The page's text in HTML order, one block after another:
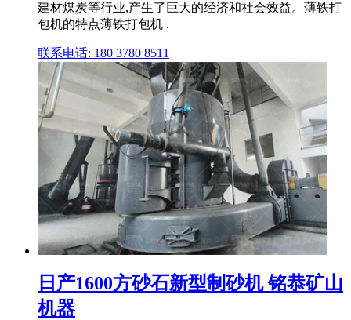
建材煤炭等行业,产生了巨大的经济和社会效益。薄铁打
包机的特点薄铁打包机 .
联系电话: 180 3780 8511
日产1600方砂石新型制砂机 铭恭矿山
机器